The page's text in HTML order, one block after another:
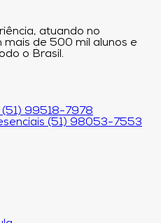
atuando no
de 500 mil alunos e
o Brasil.
(51) 99518-7978
(51) 98053-7553